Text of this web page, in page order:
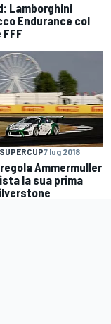
Lamborghini
Endurance col
7 lug 2018
Ammermuller
la sua prima